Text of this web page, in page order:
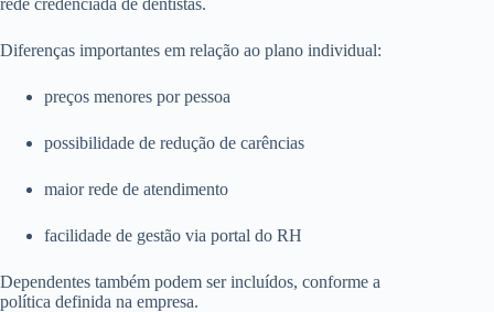
Diferenças importantes em relação ao plano individual:
preços menores por pessoa
possibilidade de redução de carências
maior rede de atendimento
facilidade de gestão via portal do RH
Dependentes também podem ser incluídos, conforme a
política definida na empresa.